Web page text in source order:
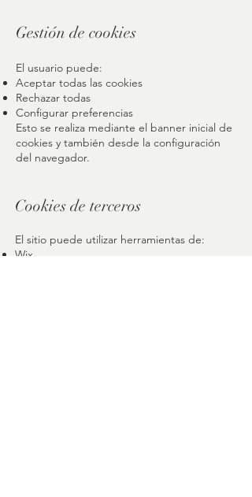
Gestión de cookies
El usuario puede:
Aceptar todas las cookies
Rechazar todas
Configurar preferencias
Esto se realiza mediante el banner inicial de
cookies y también desde la configuración
del navegador.
Cookies de terceros
El sitio puede utilizar herramientas de:
Wix